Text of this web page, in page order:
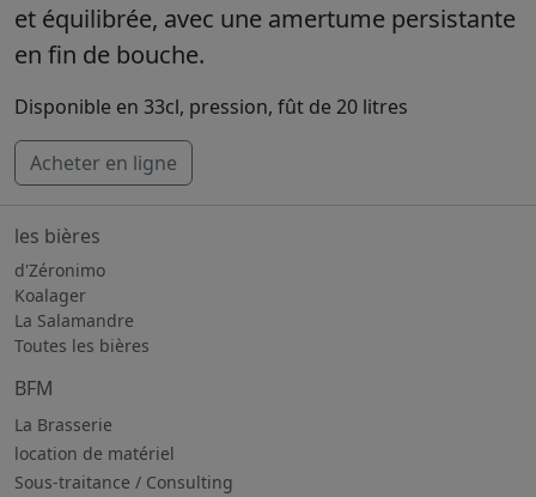
et équilibrée, avec une amertume persistante
en fin de bouche.
Disponible en 33cl, pression, fût de 20 litres
Acheter en ligne
les bières
d'Zéronimo
Koalager
La Salamandre
Toutes les bières
BFM
La Brasserie
location de matériel
Sous-traitance / Consulting